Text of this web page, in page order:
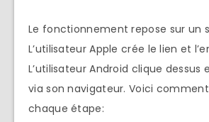
Le fonctionnement repose sur un
L’utilisateur Apple crée le lien et
L’utilisateur Android clique dessus
via son navigateur. Voici
chaque étape: